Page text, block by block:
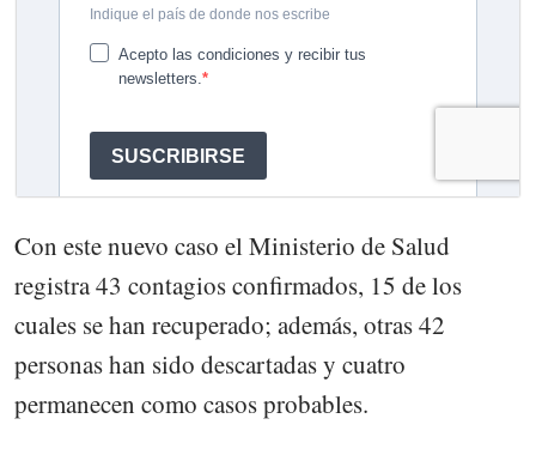
Con este nuevo caso el Ministerio de Salud
registra 43 contagios confirmados, 15 de los
cuales se han recuperado; además, otras 42
personas han sido descartadas y cuatro
permanecen como casos probables.